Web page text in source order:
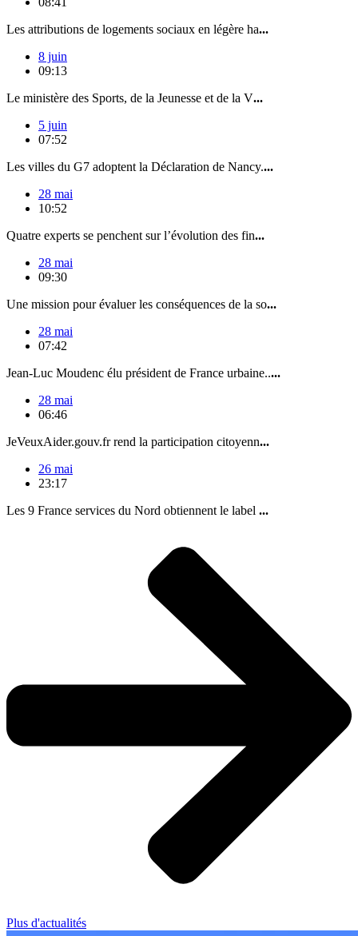
Les attributions de logements sociaux en légère ha...
8 juin
09:13
Le ministère des Sports, de la Jeunesse et de la V...
5 juin
07:52
Les villes du G7 adoptent la Déclaration de Nancy....
28 mai
10:52
Quatre experts se penchent sur l’évolution des fin...
28 mai
09:30
Une mission pour évaluer les conséquences de la so...
28 mai
07:42
Jean-Luc Moudenc élu président de France urbaine.....
28 mai
06:46
JeVeuxAider.gouv.fr rend la participation citoyenn...
26 mai
23:17
Les 9 France services du Nord obtiennent le label ...
Plus d'actualités